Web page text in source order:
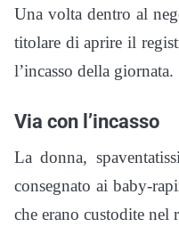
Una volta dentro al
titolare di aprire il
l’incasso della giornata.
Via con l’incasso
La donna,
consegnato ai baby-
che erano custodite nel